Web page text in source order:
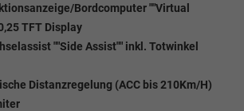
Bordcomputer ""Virtual
TFT Display
""Side Assist"" inkl. Totwinkel
Distanzregelung (ACC bis 210Km/H)